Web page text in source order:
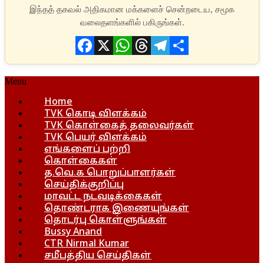
Facebook
X WhatsApp
ThreadsTelegram
Share
Menu
Home
TVK கொடி விளக்கம்
TVK கொள்கைத் தலைவர்கள்
TVK பெயர் விளக்கம்
எங்களைப் பற்றி
கொள்கைகள்
த.வெ.க பொறுப்பாளர்கள்
செய்திக்குறிப்பு
மாவட்ட நடவடிக்கைகள்
தொண்டராக இணையுங்கள்
தொடர்பு கொள்ளுங்கள்
Bussy Anand
CTR Nirmal Kumar
சமீபத்திய செய்திகள்